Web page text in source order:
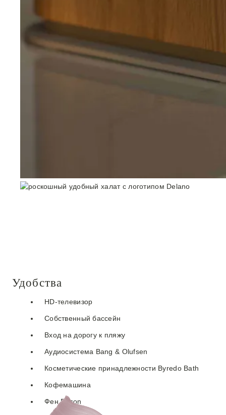
Удобства
HD-телевизор
Собственный бассейн
Вход на дорогу к пляжу
Аудиосистема Bang & Olufsen
Косметические принадлежности Byredo Bath
Кофемашина
Фен Dyson